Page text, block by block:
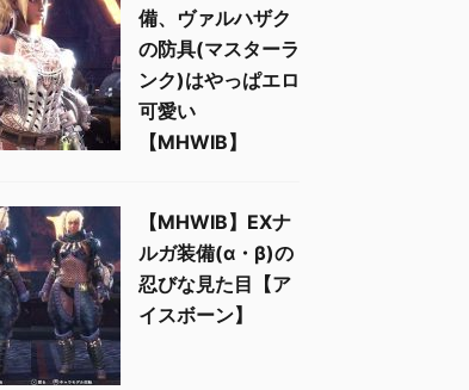
備、ヴァルハザク
の防具(マスターラ
ンク)はやっぱエロ
可愛い
【MHWIB】
【MHWIB】EXナ
ルガ装備(α・β)の
忍びな見た目【ア
イスボーン】